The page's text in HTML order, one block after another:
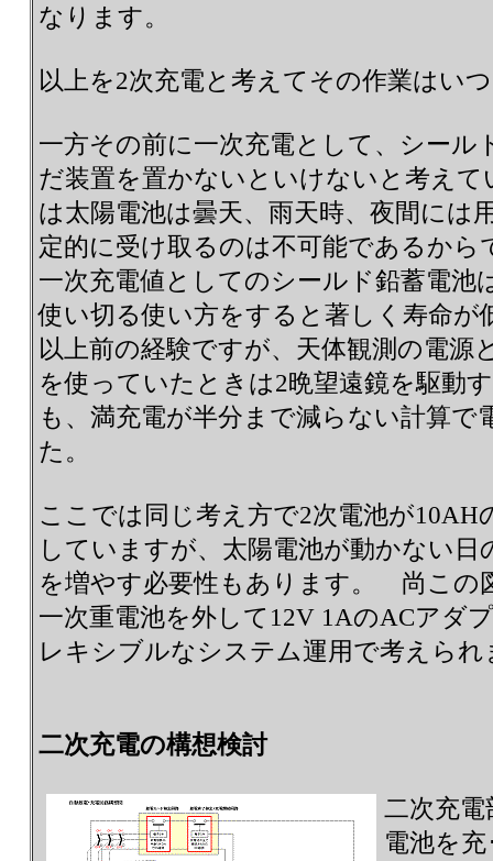
なります。
以上を2次充電と考えてその作業はい
一方その前に一次充電として、シール
だ装置を置かないといけないと考え
は太陽電池は曇天、雨天時、夜間には
定的に受け取るのは不可能であるか
一次充電値としてのシールド鉛蓄電池
使い切る使い方をすると著しく寿命
以上前の経験ですが、天体観測の電源
を使っていたときは2晩望遠鏡を駆動
も、満充電が半分まで減らない計算で
た。
ここでは同じ考え方で2次電池が10AH
していますが、太陽電池が動かない
を増やす必要性もあります。 尚この
一次重電池を外して12V 1AのACアダ
レキシブルなシステム運用で考えられ
二次充電の構想検討
二次充
電池を